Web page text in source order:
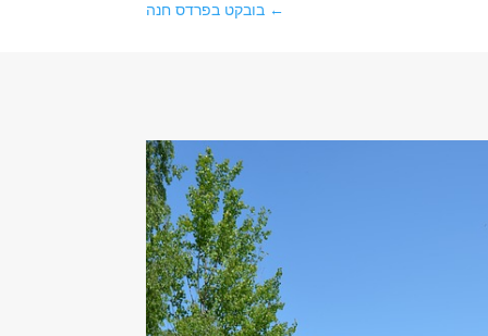
← בובקט בפרדס חנה